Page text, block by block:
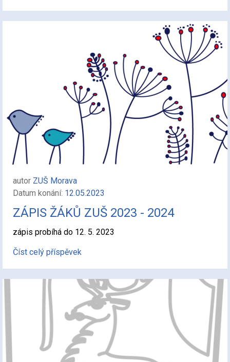
autor ZUŠ Morava
Datum konání: 12.05.2023
ZÁPIS ŽÁKŮ ZUŠ 2023 - 2024
zápis probíhá do 12. 5. 2023
Číst celý příspěvek